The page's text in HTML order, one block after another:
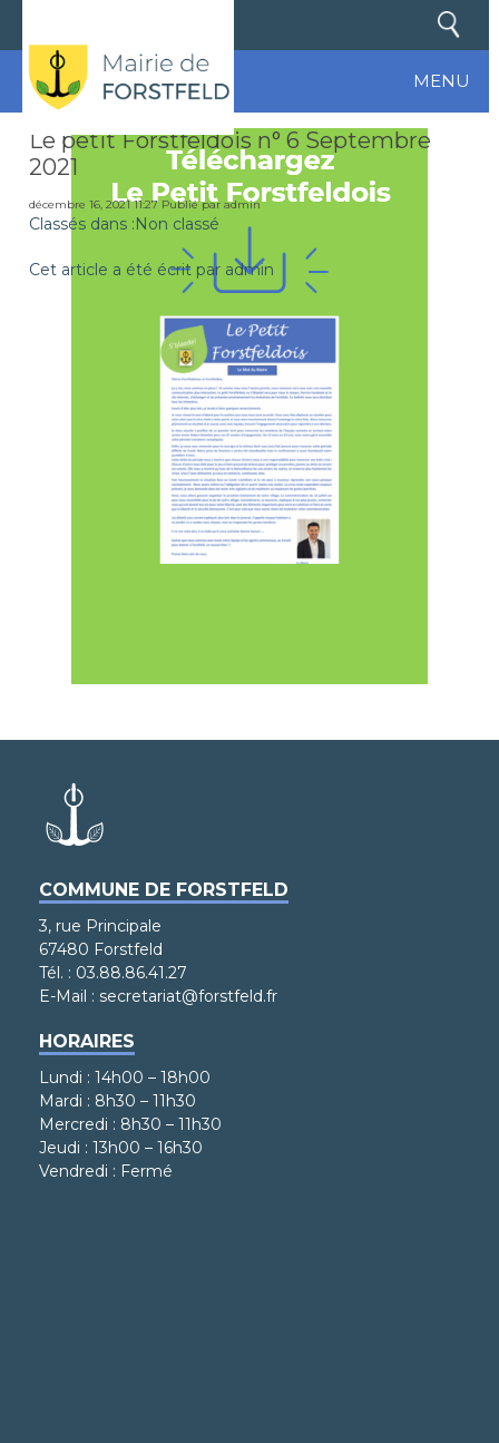
MENU
Le petit Forstfeldois n° 6 Septembre
2021
décembre 16, 2021 11:27 Publié paradmin
Classés dans :Non classé
Cet article a été écrit par admin
COMMUNE DE FORSTFELD
3, rue Principale
67480 Forstfeld
Tél. : 03.88.86.41.27
E-Mail : secretariat@forstfeld.fr
HORAIRES
Lundi : 14h00 – 18h00
Mardi : 8h30 – 11h30
Mercredi : 8h30 – 11h30
Jeudi : 13h00 – 16h30
Vendredi : Fermé